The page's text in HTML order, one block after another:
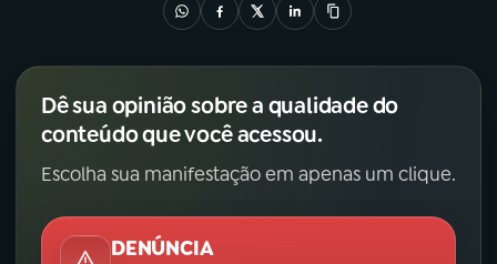
Dê sua opinião sobre a qualidade do
conteúdo que você acessou.
Escolha sua manifestação em apenas um clique.
DENÚNCIA